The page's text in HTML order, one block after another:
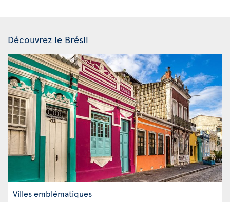
Découvrez le Brésil
Villes emblématiques